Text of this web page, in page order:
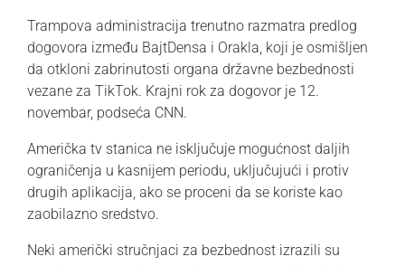
Trampova administracija trenutno razmatra predlog
dogovora između BajtDensa i Orakla, koji je osmišljen
da otkloni zabrinutosti organa državne bezbednosti
vezane za TikTok. Krajni rok za dogovor je 12.
novembar, podseća CNN.
Američka tv stanica ne isključuje mogućnost daljih
ograničenja u kasnijem periodu, uključujući i protiv
drugih aplikacija, ako se proceni da se koriste kao
zaobilazno sredstvo.
Neki američki stručnjaci za bezbednost izrazili su